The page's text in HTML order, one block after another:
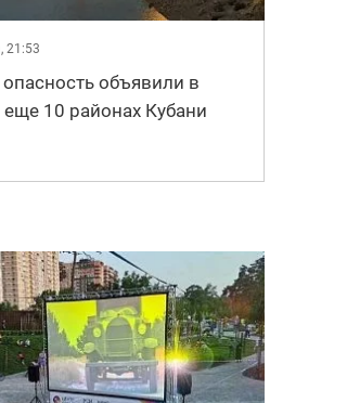
21:53
объявили в
10 районах Кубани